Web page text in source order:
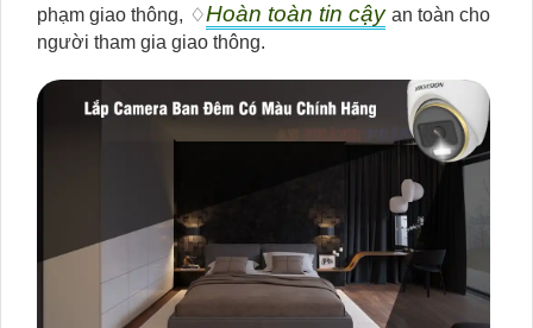
phạm giao thông, ♢Hoàn toàn tin cậyan toàn cho
người tham gia giao thông.